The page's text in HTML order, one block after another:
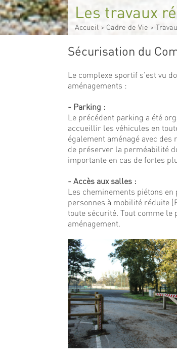
Les travaux
Accueil > Cadre de Vie >
Sécurisation du
Le complexe sportif s'est vu
aménagements :
- Parking :
Le précédent parking a été
accueillir les véhicules en
également aménagé avec
de préserver la perméabilité
importante en cas de fortes
- Accès aux salles :
Les cheminements piétons
personnes à mobilité réduite
toute sécurité. Tout comme
aménagement.